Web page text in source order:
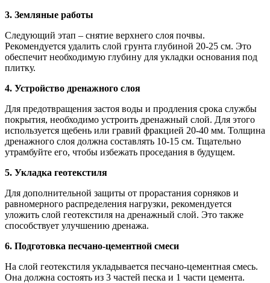
3. Земляные работы
Следующий этап – снятие верхнего слоя почвы.
Рекомендуется удалить слой грунта глубиной 20-25 см. Это
обеспечит необходимую глубину для укладки основания под
плитку.
4. Устройство дренажного слоя
Для предотвращения застоя воды и продления срока службы
покрытия, необходимо устроить дренажный слой. Для этого
используется щебень или гравий фракцией 20-40 мм. Толщина
дренажного слоя должна составлять 10-15 см. Тщательно
утрамбуйте его, чтобы избежать проседания в будущем.
5. Укладка геотекстиля
Для дополнительной защиты от прорастания сорняков и
равномерного распределения нагрузки, рекомендуется
уложить слой геотекстиля на дренажный слой. Это также
способствует улучшению дренажа.
6. Подготовка песчано-цементной смеси
На слой геотекстиля укладывается песчано-цементная смесь.
Она должна состоять из 3 частей песка и 1 части цемента.